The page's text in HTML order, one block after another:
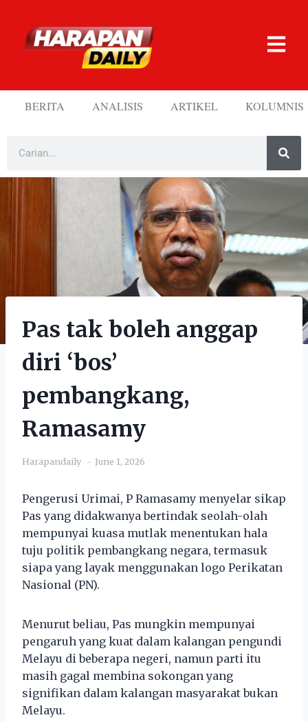
BERITA ANALISIS ARTIKEL KOLUMNIS
Pas tak boleh anggap
diri ‘bos’
pembangkang,
Ramasamy
Harapandaily June 1, 2026
Pengerusi Urimai, P Ramasamy menyelar sikap
Pas yang didakwanya bertindak seolah-olah
mempunyai kuasa mutlak menentukan hala
tuju politik pembangkang negara, termasuk
siapa yang layak menggunakan logo Perikatan
Nasional (PN).
Menurut beliau, Pas mungkin mempunyai
pengaruh yang kuat dalam kalangan pengundi
Melayu di beberapa negeri, namun parti itu
masih gagal membina sokongan yang
signifikan dalam kalangan masyarakat bukan
Melayu.